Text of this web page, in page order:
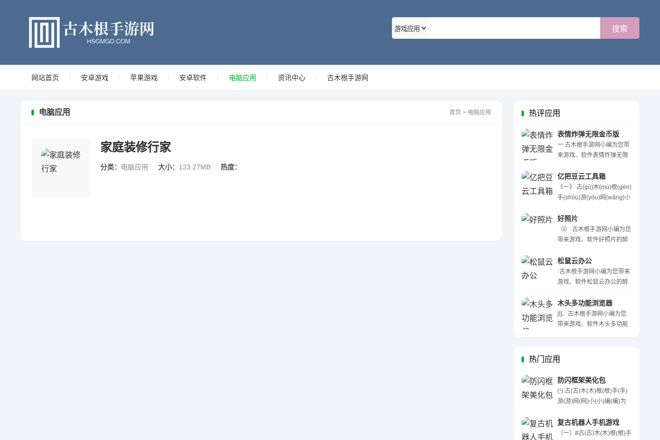
网站首页 安卓游戏 苹果游戏 安卓软件 电脑应用 资讯中心 古木根手游网
热评应用
表情炸弹无限金币版
一 古木根手游网小编为您带
来游戏、软件表情炸弹无限
介绍。感兴趣的网友们快一
起来看看吧！表情炸弹无限
金币版是一款非常有趣的手
亿把豆云工具箱
《一》 古(gǔ)木(mù)根(gēn)
手(shǒu)游(yóu)网(wǎng)小
带(dài)来(lái)游(yóu)戏(xì)、
软(ruǎn)件(jiàn)亿(yì)把(bǎ)
豆(dò ...
好照片
（I） 古木根手游网小编为您
带来游戏、软件好照片的醉
感兴趣的网友们快一起来看
看吧！好照片国内首款 HDR
影像后期处理软件。采用国
松鼠云办公
·古木根手游网小编为您带来
游戏、软件松鼠云办公的醉
趣的网友们快一起来看看
吧！松鼠云办公是一款十分
不错的浏览器插件，它可以
木头多功能浏览器
[I]、古木根手游网小编为您
带来游戏、软件木头多功能
快一起来看看吧！木头浏览
功能齐全的浏览 ...
热门应用
防闪框架美化包
(¹).古(古)木(木)根(根)手(手)
游(游)网(网)小(小)编(编)为
戏(戏)、软(软)件(件)防(防)闪
(闪)框(框)架(架)美(美)化(化)
复古机器人手机游戏
（一）#古(古)木(木)根(根)手
电脑应用 首页 > 电脑应用
家庭装修行家
分类： 电脑应用 大小： 123.27MB 热度：